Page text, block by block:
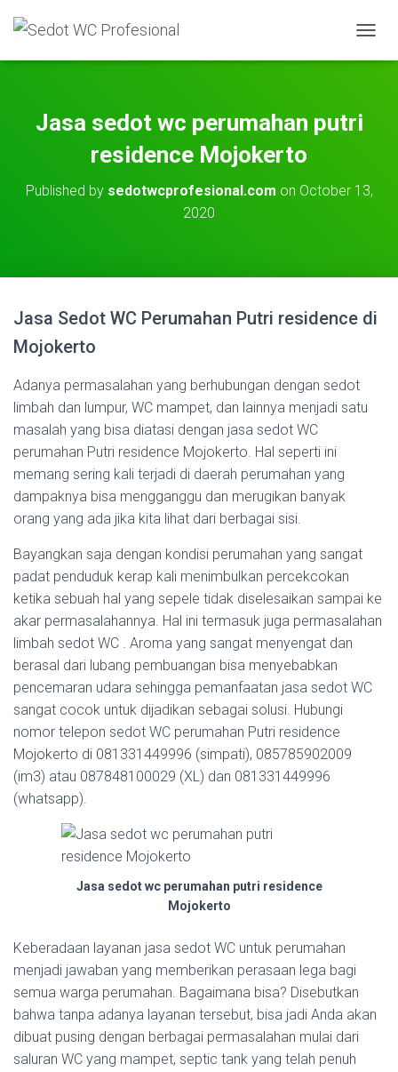
O
I
O
Jasa sedot wc perumahan putri
residence Mojokerto
Published by sedotwcprofesional.com on October 13,
2020
Jasa Sedot WC Perumahan Putri residence di
Mojokerto
Adanya permasalahan yang berhubungan dengan sedot
limbah dan lumpur, WC mampet, dan lainnya menjadi satu
masalah yang bisa diatasi dengan jasa sedot WC
perumahan Putri residence Mojokerto. Hal seperti ini
memang sering kali terjadi di daerah perumahan yang
dampaknya bisa mengganggu dan merugikan banyak
orang yang ada jika kita lihat dari berbagai sisi.
Bayangkan saja dengan kondisi perumahan yang sangat
padat penduduk kerap kali menimbulkan percekcokan
ketika sebuah hal yang sepele tidak diselesaikan sampai ke
akar permasalahannya. Hal ini termasuk juga permasalahan
limbah sedot WC . Aroma yang sangat menyengat dan
berasal dari lubang pembuangan bisa menyebabkan
pencemaran udara sehingga pemanfaatan jasa sedot WC
sangat cocok untuk dijadikan sebagai solusi. Hubungi
nomor telepon sedot WC perumahan Putri residence
Mojokerto di 081331449996 (simpati), 085785902009
(im3) atau 087848100029 (XL) dan 081331449996
(whatsapp).
Jasa sedot wc perumahan putri residence
Mojokerto
Keberadaan layanan jasa sedot WC untuk perumahan
menjadi jawaban yang memberikan perasaan lega bagi
semua warga perumahan. Bagaimana bisa? Disebutkan
bahwa tanpa adanya layanan tersebut, bisa jadi Anda akan
dibuat pusing dengan berbagai permasalahan mulai dari
saluran WC yang mampet, septic tank yang telah penuh